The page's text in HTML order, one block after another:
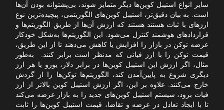
سایر انواع استیبل کوین‌ها دیگر متمایز شوند، بی‌پشتوانه بودن آن‌ها
است. به بیان دقیق‌تر، استیبل کوین‌های الگوریتمی، پیچیده‌ترین نوع
ارزهای با ثبات هستند هستند که ارزش آن‌ها از طریق الگوریتم‌ها و
قرارداد‌های هوشمند کنترل می‌شود. این الگوریتم‌ها به‌شکل خودکار
عرضه توکن در بازار را افزایش یا کاهش می‌دهند تا از این طریق،
قیمت توکن را با ارز فیاتی که مدنظر است برابر کنند. به‌طور
مثال، اگر ارزش این استیبل کوین‌ها در برابر دلار، یورو یا هر ارز
دیگری شروع به پایین‌آمدن کند، الگوریتم‌ها توکن‌ها را از گردش
خارج می‌کنند. علاوه بر این، اگر ارزش استیبل کوین بالاتر از ارز
فیات برود، سیستم استیبل کوین‌های جدید را به بازار عرضه می‌کند
تا با ایجاد تعادل در عرضه و تقاضا، قیمت استیبل کوین‌ها را ثابت